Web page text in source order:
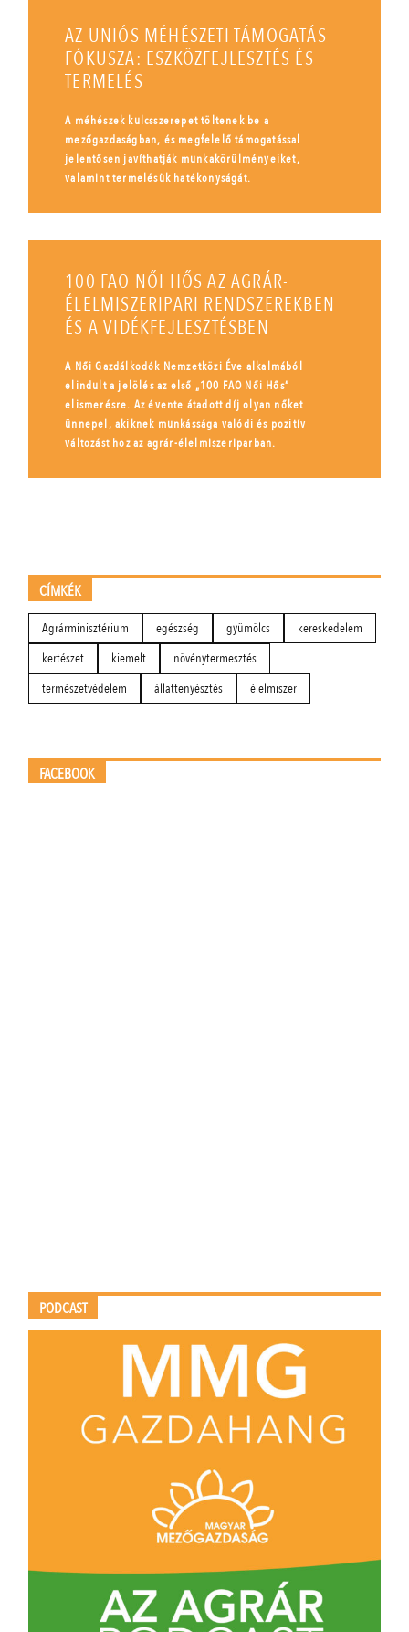
AZ UNIÓS MÉHÉSZETI TÁMOGATÁS
FÓKUSZA: ESZKÖZFEJLESZTÉS ÉS
TERMELÉS
A méhészek kulcsszerepet töltenek be a
mezőgazdaságban, és megfelelő támogatással
jelentősen javíthatják munkakörülményeiket,
valamint termelésük hatékonyságát.
100 FAO NŐI HŐS AZ AGRÁR-
ÉLELMISZERIPARI RENDSZEREKBEN
ÉS A VIDÉKFEJLESZTÉSBEN
A Női Gazdálkodók Nemzetközi Éve alkalmából
elindult a jelölés az első „100 FAO Női Hős”
elismerésre. Az évente átadott díj olyan nőket
ünnepel, akiknek munkássága valódi és pozitív
változást hoz az agrár-élelmiszeriparban.
CÍMKÉK
Agrárminisztérium egészség gyümölcs
kereskedelem
kertészet
kiemelt
növénytermesztés
természetvédelem
állattenyésztés élelmiszer
FACEBOOK
PODCAST